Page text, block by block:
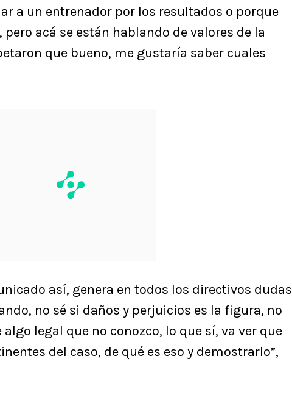
a un entrenador por los resultados o porque
acá se están hablando de valores de la
que bueno, me gustaría saber cuales
así, genera en todos los directivos dudas
no sé si daños y perjuicios es la figura, no
legal que no conozco, lo que sí, va ver que
del caso, de qué es eso y demostrarlo”,